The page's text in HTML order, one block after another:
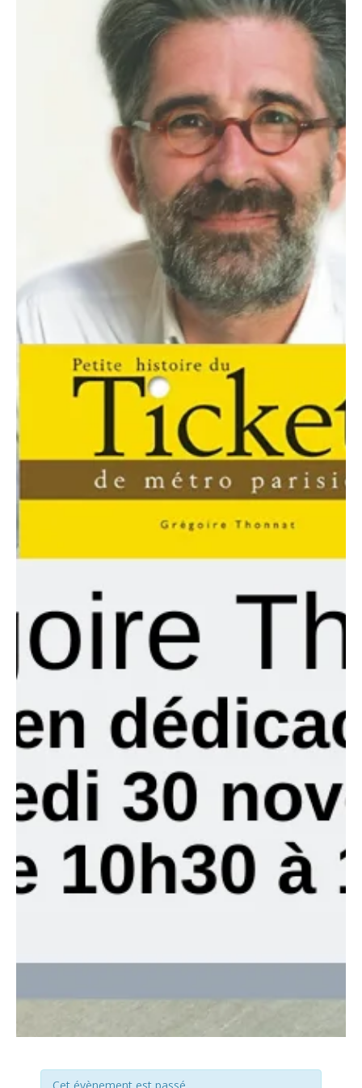
Cet évènement est passé.